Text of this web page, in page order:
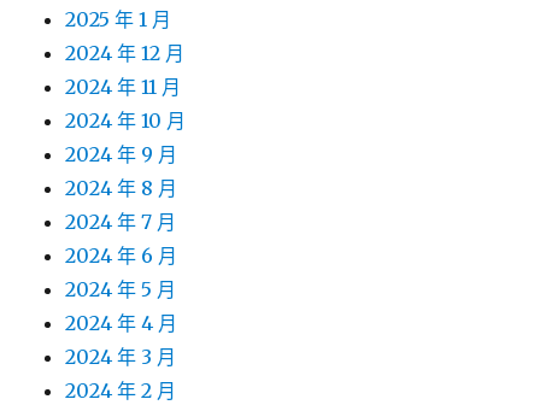
2025 年 1 月
2024 年 12 月
2024 年 11 月
2024 年 10 月
2024 年 9 月
2024 年 8 月
2024 年 7 月
2024 年 6 月
2024 年 5 月
2024 年 4 月
2024 年 3 月
2024 年 2 月